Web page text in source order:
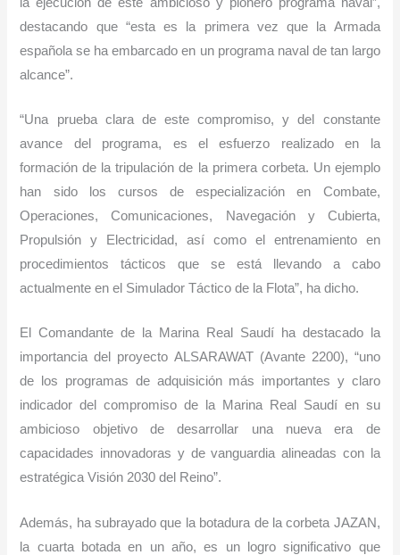
destacando que “esta es la primera vez que la Armada
española se ha embarcado en un programa naval de tan largo
alcance”.
“Una prueba clara de este compromiso, y del constante
avance del programa, es el esfuerzo realizado en la
formación de la tripulación de la primera corbeta. Un ejemplo
han sido los cursos de especialización en Combate,
Operaciones, Comunicaciones, Navegación y Cubierta,
Propulsión y Electricidad, así como el entrenamiento en
procedimientos tácticos que se está llevando a cabo
actualmente en el Simulador Táctico de la Flota”, ha dicho.
El Comandante de la Marina Real Saudí ha destacado la
importancia del proyecto ALSARAWAT (Avante 2200), “uno
de los programas de adquisición más importantes y claro
indicador del compromiso de la Marina Real Saudí en su
ambicioso objetivo de desarrollar una nueva era de
capacidades innovadoras y de vanguardia alineadas con la
estratégica Visión 2030 del Reino”.
Además, ha subrayado que la botadura de la corbeta JAZAN,
la cuarta botada en un año, es un logro significativo que